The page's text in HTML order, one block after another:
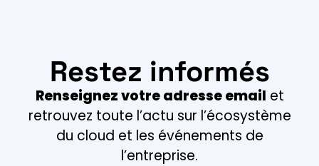
Restez informés
Renseignez votre adresse email et
retrouvez toute l’actu sur l’écosystème
du cloud et les événements de
l’entreprise.